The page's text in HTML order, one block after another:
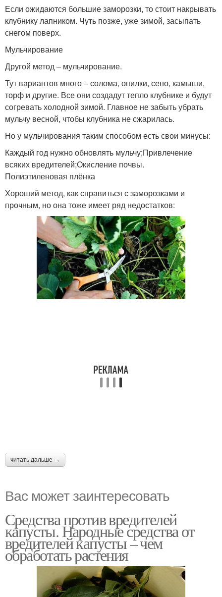
Если ожидаются большие заморозки, то стоит накрывать
клубнику лапником. Чуть позже, уже зимой, засыпать
снегом поверх.
Мульчирование
Другой метод – мульчирование.
Тут вариантов много – солома, опилки, сено, камыши,
торф и другие. Все они создадут тепло клубнике и будут
согревать холодной зимой. Главное не забыть убрать
мульчу весной, чтобы клубника не сжарилась.
Но у мульчирования таким способом есть свои минусы:
Каждый год нужно обновлять мульчу;Привлечение
всяких вредителей;Окисление почвы.
Полиэтиленовая плёнка
Хороший метод, как справиться с заморозками и
прочным, но она тоже имеет ряд недостатков:
читать дальше →
Вас может заинтересовать
Средства против вредителей
капусты. Народные средства от
вредителей капусты – чем
обработать растения